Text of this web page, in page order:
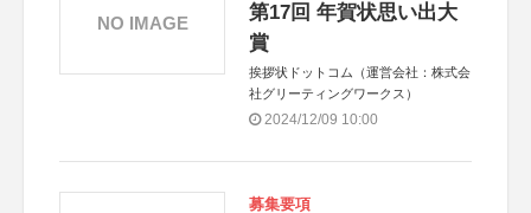
第17回 年賀状思い出大
賞
挨拶状ドットコム（運営会社：株式会
社グリーティングワークス）
2024/12/09 10:00
NO IMAGE
募集要項